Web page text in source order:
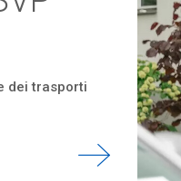
dei trasporti